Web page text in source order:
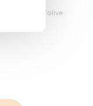
Huile d'olive